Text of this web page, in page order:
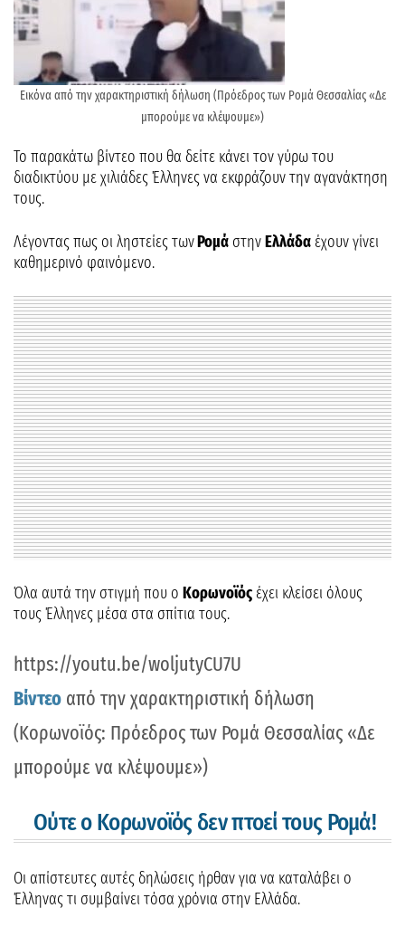
Εικόνα από την χαρακτηριστική δήλωση (Πρόεδρος των Ρομά Θεσσαλίας «Δε
μπορούμε να κλέψουμε»)
Το παρακάτω βίντεο που θα δείτε κάνει τον γύρω του
διαδικτύου με χιλιάδες Έλληνες να εκφράζουν την αγανάκτηση
τους.
Λέγοντας πως οι ληστείες τωνΡομά στηνΕλλάδα έχουν γίνει
καθημερινό φαινόμενο.
Όλα αυτά την στιγμή που ο Κορωνοϊός έχει κλείσει όλους
τους Έλληνες μέσα στα σπίτια τους.
https://youtu.be/woljutyCU7U
Βίντεο από την χαρακτηριστική δήλωση
(Κορωνοϊός: Πρόεδρος των Ρομά Θεσσαλίας «Δε
μπορούμε να κλέψουμε»)
Ούτε ο Κορωνοϊός δεν πτοεί τους Ρομά!
Οι απίστευτες αυτές δηλώσεις ήρθαν για να καταλάβει ο
Έλληνας τι συμβαίνει τόσα χρόνια στην Ελλάδα.